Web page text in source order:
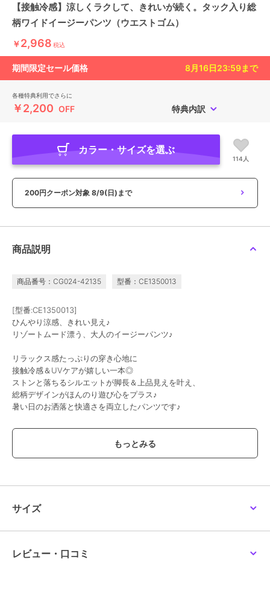
【接触冷感】涼しくラクして、きれいが続く。タック入り総
柄ワイドイージーパンツ（ウエストゴム）
￥2,968 税込
期間限定セール価格 8月16日23:59まで
各種特典利用でさらに
￥2,200 OFF 特典内訳
カラー・サイズを選ぶ
114人
200円クーポン対象 8/9(日)まで
商品説明
商品番号：CG024-42135 型番：CE1350013
[型番:CE1350013]
ひんやり涼感、きれい見え♪
リゾートムード漂う、大人のイージーパンツ♪
リラックス感たっぷりの穿き心地に
接触冷感＆UVケアが嬉しい一本◎
ストンと落ちるシルエットが脚長＆上品見えを叶え、
総柄デザインがほんのり遊び心をプラス♪
暑い日のお洒落と快適さを両立したパンツです♪
■point
・脚長見え
■detail
体のラインを拾いにくく脚長効果も◎
サイズ
レビュー・口コミ